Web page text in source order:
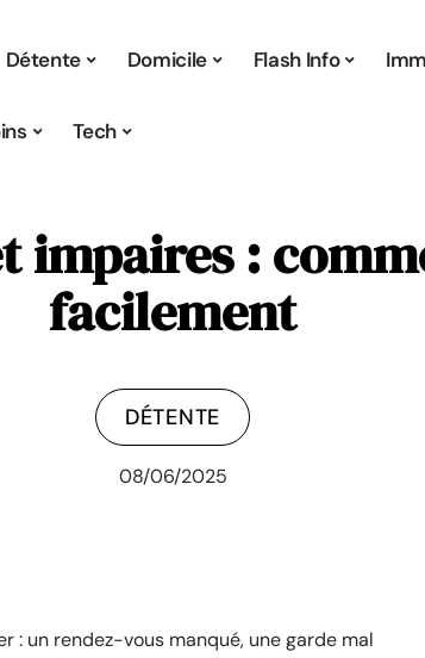
Détente Domicile Flash Info
Tech
impaires :
facilement
DÉTENTE
08/06/2025
: un rendez-vous manqué, une garde mal